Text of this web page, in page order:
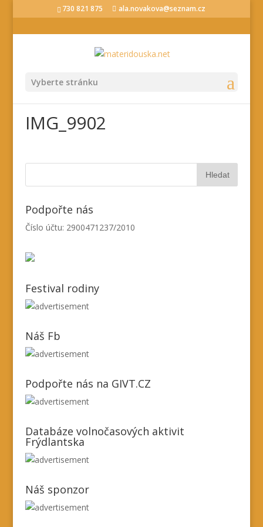
730 821 875 ala.novakova@seznam.cz
Vyberte stránku
IMG_9902
Podpořte nás
Číslo účtu: 2900471237/2010
Festival rodiny
Náš Fb
Podpořte nás na GIVT.CZ
Databáze volnočasových aktivit
Frýdlantska
Náš sponzor